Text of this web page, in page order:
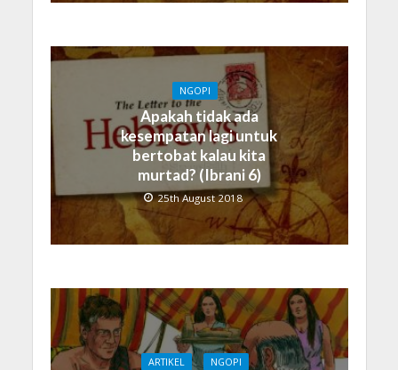
NGOPI
Apakah tidak ada
kesempatan lagi untuk
bertobat kalau kita
murtad? (Ibrani 6)
25th August 2018
ARTIKEL NGOPI